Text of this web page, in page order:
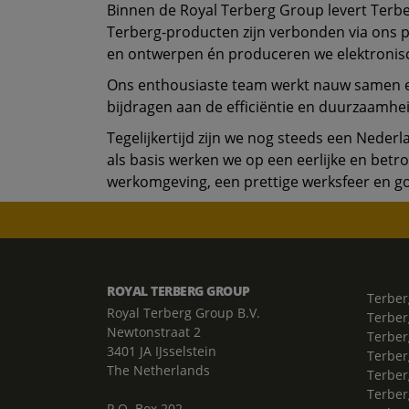
Binnen de Royal Terberg Group levert
Terberg-producten zijn verbonden via ons
en ontwerpen én produceren we
Ons enthousiaste team werkt nauw
bijdragen aan de efficiëntie en
Tegelijkertijd zijn we nog steeds een
als basis werken we op een eerlijke en
werkomgeving, een prettige werksfeer en
ROYAL TERBERG GROUP
Royal Terberg Group B.V.
Newtonstraat 2
3401 JA IJsselstein
The Netherlands